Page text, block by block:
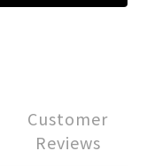
Customer
Reviews